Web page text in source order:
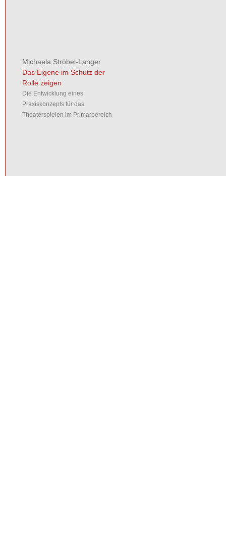
Michaela Ströbel-Langer
Das Eigene im Schutz der
Rolle zeigen
Die Entwicklung eines
Praxiskonzepts für das
Theaterspielen im Primarbereich